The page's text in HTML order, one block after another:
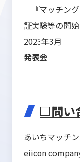
『マッチン
証実験等の開始
2023年3月
発表会
□問い
あいちマッチ
eiicon company